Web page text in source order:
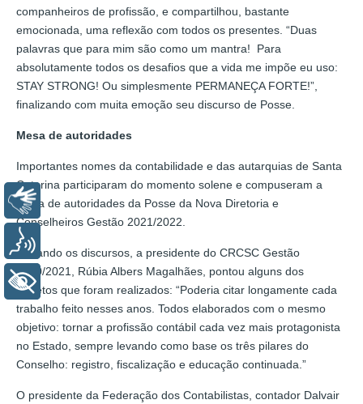
companheiros de profissão, e compartilhou, bastante
emocionada, uma reflexão com todos os presentes. “Duas
palavras que para mim são como um mantra! Para
absolutamente todos os desafios que a vida me impõe eu uso:
STAY STRONG! Ou simplesmente PERMANEÇA FORTE!”,
finalizando com muita emoção seu discurso de Posse.
Mesa de autoridades
Importantes nomes da contabilidade e das autarquias de Santa
Catarina participaram do momento solene e compuseram a
mesa de autoridades da Posse da Nova Diretoria e
Conselheiros Gestão 2021/2022.
Iniciando os discursos, a presidente do CRCSC Gestão
2020/2021, Rúbia Albers Magalhães, pontou alguns dos
projetos que foram realizados: “Poderia citar longamente cada
trabalho feito nesses anos. Todos elaborados com o mesmo
objetivo: tornar a profissão contábil cada vez mais protagonista
no Estado, sempre levando como base os três pilares do
Conselho: registro, fiscalização e educação continuada.”
O presidente da Federação dos Contabilistas, contador Dalvair
Libras
+ Acessibilidade